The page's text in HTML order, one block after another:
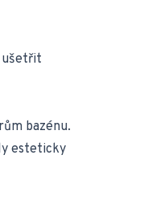
ušetřit
bazénu.
esteticky